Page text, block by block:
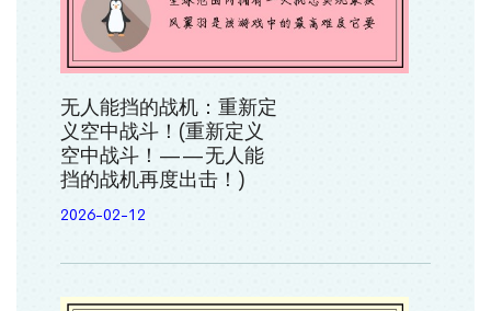
无人能挡的战机：重新定
义空中战斗！(重新定义
空中战斗！——无人能
挡的战机再度出击！)
2026-02-12